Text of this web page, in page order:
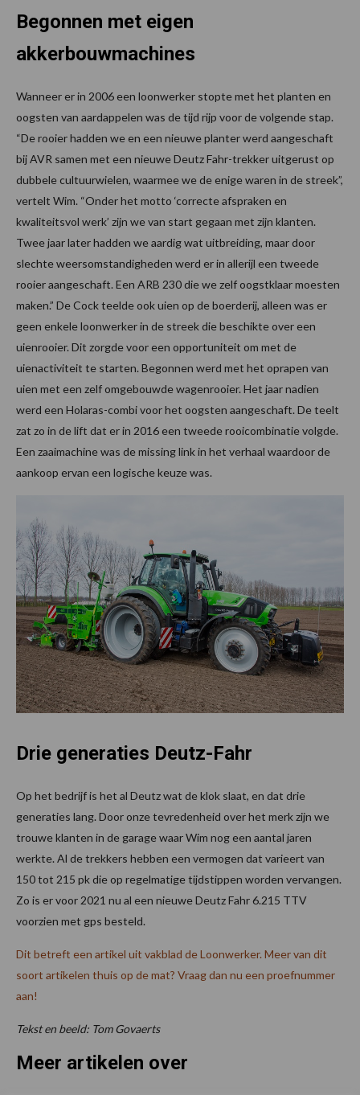
Begonnen met eigen
akkerbouwmachines
Wanneer er in 2006 een loonwerker stopte met het planten en
oogsten van aardappelen was de tijd rijp voor de volgende stap.
“De rooier hadden we en een nieuwe planter werd aangeschaft
bij AVR samen met een nieuwe Deutz Fahr-trekker uitgerust op
dubbele cultuurwielen, waarmee we de enige waren in de streek”,
vertelt Wim. “Onder het motto ‘correcte afspraken en
kwaliteitsvol werk’ zijn we van start gegaan met zijn klanten.
Twee jaar later hadden we aardig wat uitbreiding, maar door
slechte weersomstandigheden werd er in allerijl een tweede
rooier aangeschaft. Een ARB 230 die we zelf oogstklaar moesten
maken.” De Cock teelde ook uien op de boerderij, alleen was er
geen enkele loonwerker in de streek die beschikte over een
uienrooier. Dit zorgde voor een opportuniteit om met de
uienactiviteit te starten. Begonnen werd met het oprapen van
uien met een zelf omgebouwde wagenrooier. Het jaar nadien
werd een Holaras-combi voor het oogsten aangeschaft. De teelt
zat zo in de lift dat er in 2016 een tweede rooicombinatie volgde.
Een zaaimachine was de missing link in het verhaal waardoor de
aankoop ervan een logische keuze was.
Drie generaties Deutz-Fahr
Op het bedrijf is het al Deutz wat de klok slaat, en dat drie
generaties lang. Door onze tevredenheid over het merk zijn we
trouwe klanten in de garage waar Wim nog een aantal jaren
werkte. Al de trekkers hebben een vermogen dat varieert van
150 tot 215 pk die op regelmatige tijdstippen worden vervangen.
Zo is er voor 2021 nu al een nieuwe Deutz Fahr 6.215 TTV
voorzien met gps besteld.
Dit betreft een artikel uit vakblad de Loonwerker. Meer van dit
soort artikelen thuis op de mat? Vraag dan nu een proefnummer
aan!
Tekst en beeld: Tom Govaerts
Meer artikelen over